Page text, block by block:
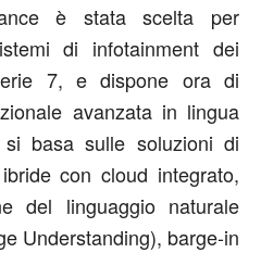
è stata scelta per
di infotainment dei
7, e dispone ora di
avanzata in lingua
basa sulle soluzioni di
con cloud integrato,
del linguaggio naturale
Understanding), barge-in